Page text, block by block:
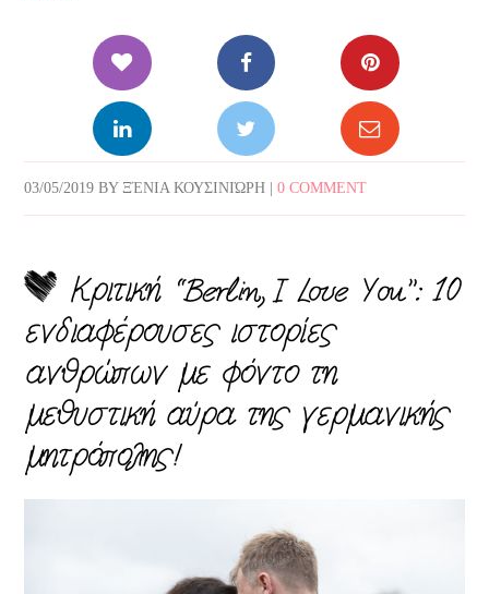
03/05/2019 BYΞΈΝΙΑ ΚΟΥΣΙΝΙΏΡΗ |0 COMMENT
Κριτική “Berlin, I Love You”: 10
ενδιαφέρουσες ιστορίες
ανθρώπων με φόντο τη
μεθυστική αύρα της γερμανικής
μητρόπολης!